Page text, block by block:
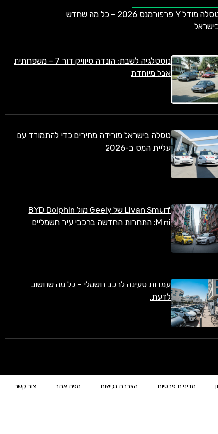
טסלה מודל Y פרפורמנס 2026 – כל מה שחדש
נוסטלגיה לשבת: הונדה סיוויק דור 7 – משפחתית
אבל מיוחדת
טסלה בישראל מורידה מחירים כדי להתמודד עם
עליית המס ב-2026
Livan Smurf של Geely מול BYD Dolphin
Mini: התחרות החדשה ברכבי עיר חשמליים
עמדות טעינה לרכב חשמלי – כל מה שחשוב
לדעת.
מדיניות פרטיות הצהרת נגישות מפת אתר צור קשר